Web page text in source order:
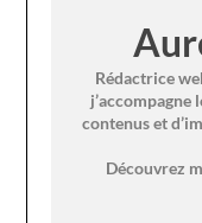
Rédactrice
j’accompagne
contenus et
Découvrez